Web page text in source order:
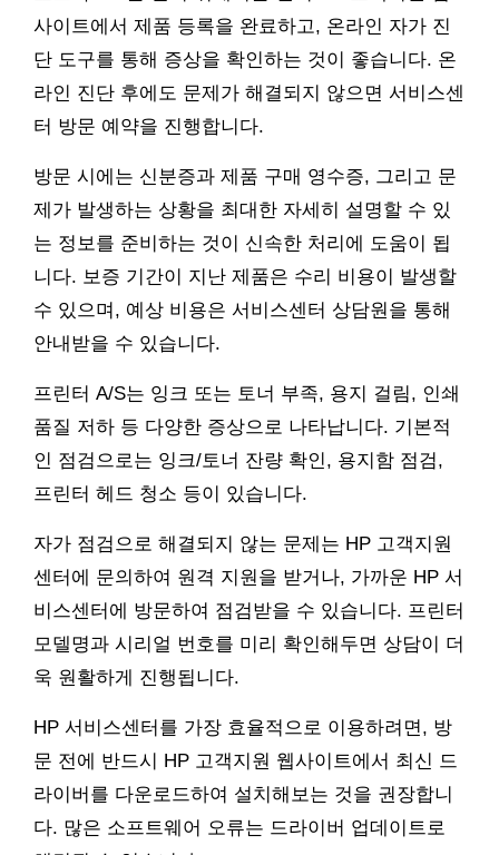
사이트에서 제품 등록을 완료하고, 온라인 자가 진
단 도구를 통해 증상을 확인하는 것이 좋습니다. 온
라인 진단 후에도 문제가 해결되지 않으면 서비스센
터 방문 예약을 진행합니다.
방문 시에는 신분증과 제품 구매 영수증, 그리고 문
제가 발생하는 상황을 최대한 자세히 설명할 수 있
는 정보를 준비하는 것이 신속한 처리에 도움이 됩
니다. 보증 기간이 지난 제품은 수리 비용이 발생할
수 있으며, 예상 비용은 서비스센터 상담원을 통해
안내받을 수 있습니다.
프린터 A/S는 잉크 또는 토너 부족, 용지 걸림, 인쇄
품질 저하 등 다양한 증상으로 나타납니다. 기본적
인 점검으로는 잉크/토너 잔량 확인, 용지함 점검,
프린터 헤드 청소 등이 있습니다.
자가 점검으로 해결되지 않는 문제는 HP 고객지원
센터에 문의하여 원격 지원을 받거나, 가까운 HP 서
비스센터에 방문하여 점검받을 수 있습니다. 프린터
모델명과 시리얼 번호를 미리 확인해두면 상담이 더
욱 원활하게 진행됩니다.
HP 서비스센터를 가장 효율적으로 이용하려면, 방
문 전에 반드시 HP 고객지원 웹사이트에서 최신 드
라이버를 다운로드하여 설치해보는 것을 권장합니
다. 많은 소프트웨어 오류는 드라이버 업데이트로